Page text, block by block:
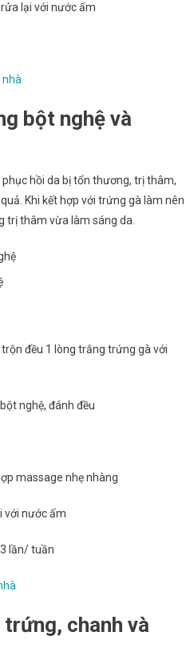
lại với nước ấm
bột nghệ và
hồi da bị tổn thương, trị thâm,
Khi kết hợp với trứng gà làm nên
trị thâm vừa làm sáng da.
đều 1 lòng trắng trứng gà với
nghệ, đánh đều
massage nhẹ nhàng
với nước ấm
lần/ tuần
chanh và